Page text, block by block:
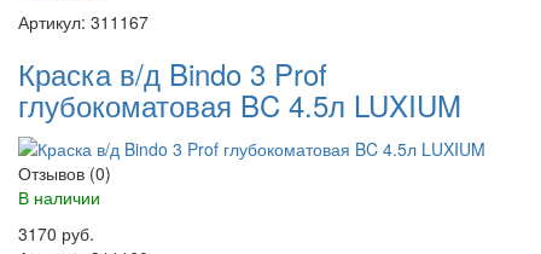
Артикул: 311167
Краска в/д Bindo 3 Prof
глубокоматовая BC 4.5л LUXIUM
Отзывов (0)
В наличии
3170 руб.